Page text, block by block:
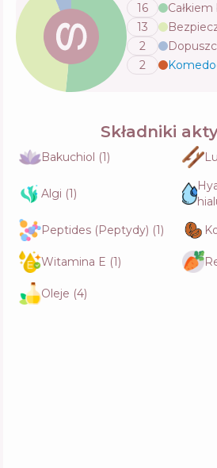
16
13
2
2
Składniki
Bakuchiol (1)
Algi (1)
Peptides (Peptydy) (1)
Witamina E (1)
Oleje (4)